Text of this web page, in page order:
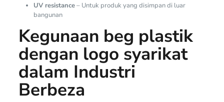
UV resistance– Untuk produk yang disimpan di luar
bangunan
Kegunaan beg plastik
dengan logo syarikat
dalam Industri
Berbeza